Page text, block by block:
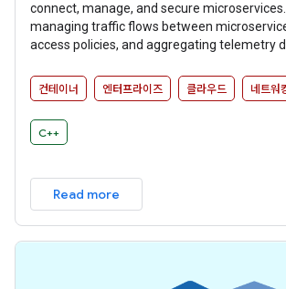
connect, manage, and secure
managing traffic flows between
access policies, and aggregating telemetry
컨테이너 엔터프라이즈 클라우드 네트워
C++
Read more